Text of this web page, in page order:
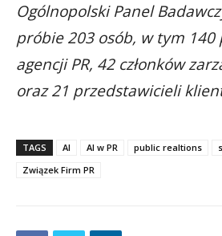
Ogólnopolski Panel
próbie 203 osób, w tym 140
agencji PR, 42 członków
oraz 21 przedstawicieli
TAGS AI AI w PR public realtions
Związek Firm PR